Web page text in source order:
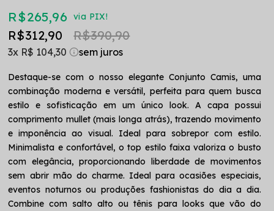
R$ 265,96 via PIX!
R$ 390,90
R$ 312,90
3x R$ 104,30
Destaque-se com o nosso elegante Conjunto Camis, uma
combinação moderna e versátil, perfeita para quem busca
estilo e sofisticação em um único look. A capa possui
comprimento mullet (mais longa atrás), trazendo movimento
e imponência ao visual. Ideal para sobrepor com estilo.
Minimalista e confortável, o top estilo faixa valoriza o busto
com elegância, proporcionando liberdade de movimentos
sem abrir mão do charme. Ideal para ocasiões especiais,
eventos noturnos ou produções fashionistas do dia a dia.
Combine com salto alto ou tênis para looks que vão do